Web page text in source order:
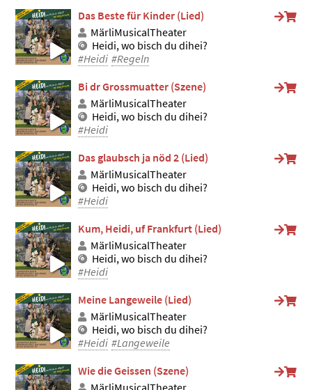
Das Beste für Kinder (Lied)
MärliMusicalTheater
Heidi, wo bisch du dihei?
#Heidi #Regeln
Bi dr Grossmuatter (Szene)
MärliMusicalTheater
Heidi, wo bisch du dihei?
#Heidi
Das glaubsch ja nöd 2 (Lied)
MärliMusicalTheater
Heidi, wo bisch du dihei?
#Heidi
Kum, Heidi, uf Frankfurt (Lied)
MärliMusicalTheater
Heidi, wo bisch du dihei?
#Heidi
Meine Langeweile (Lied)
MärliMusicalTheater
Heidi, wo bisch du dihei?
#Heidi #Langeweile
Wie die Geissen (Szene)
MärliMusicalTheater